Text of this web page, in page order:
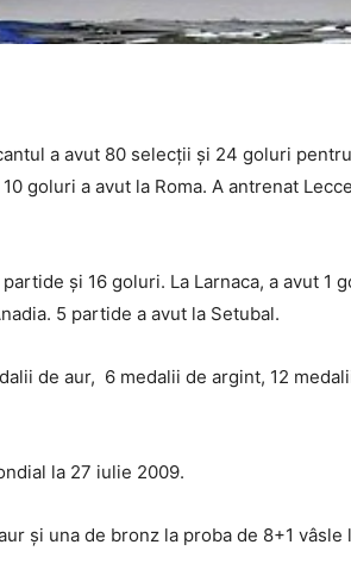
a avut 80 selecții și 24 goluri
goluri a avut la Roma. A antrenat
și 16 goluri. La Larnaca, a avut 1
5 partide a avut la Setubal.
de aur, 6 medalii de argint, 12
la 27 iulie 2009.
și una de bronz la proba de 8+1 vâsle